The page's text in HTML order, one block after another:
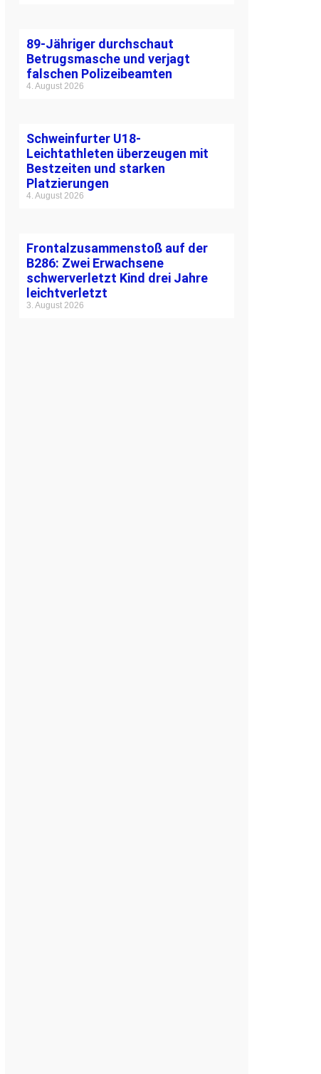
89-Jähriger durchschaut
Betrugsmasche und verjagt
falschen Polizeibeamten
4. August 2026
Schweinfurter U18-
Leichtathleten überzeugen mit
Bestzeiten und starken
Platzierungen
4. August 2026
Frontalzusammenstoß auf der
B286: Zwei Erwachsene
schwerverletzt Kind drei Jahre
leichtverletzt
3. August 2026